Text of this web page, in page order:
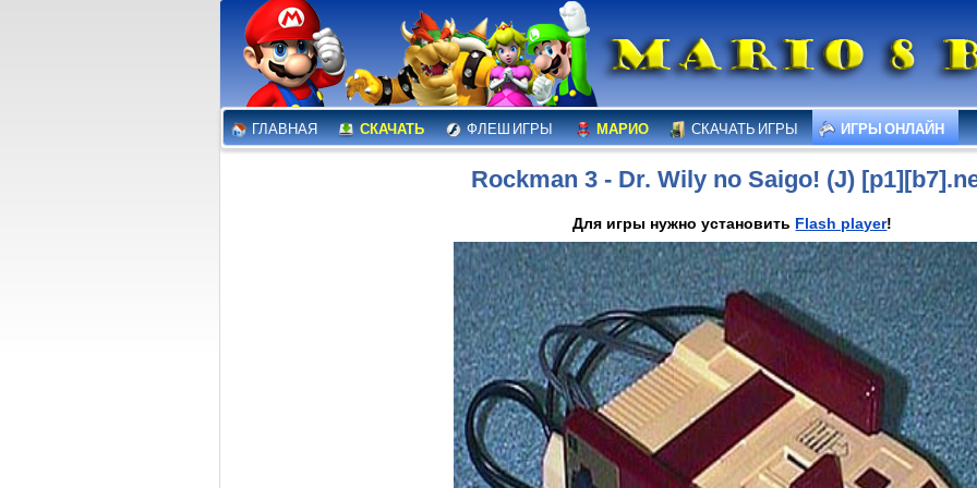
ГЛАВНАЯ СКАЧАТЬ ФЛЕШ ИГРЫ МАРИО СКАЧАТЬ ИГРЫ ИГРЫ ОНЛАЙН
Rockman 3 - Dr. Wily no Saigo! (J)
Для игры нужно установить Flash player!